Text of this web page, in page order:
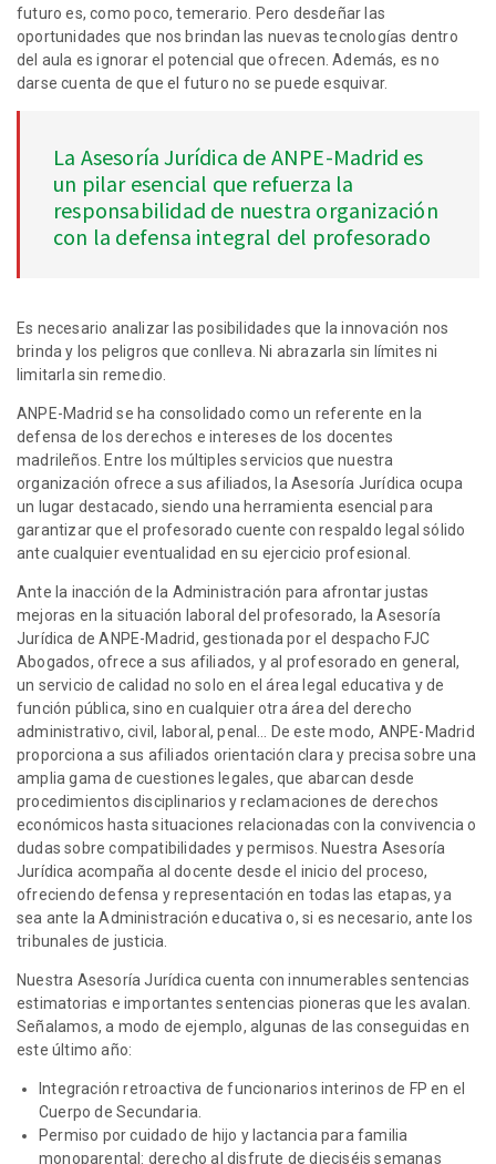
futuro es, como poco, temerario. Pero desdeñar las
oportunidades que nos brindan las nuevas tecnologías dentro
del aula es ignorar el potencial que ofrecen. Además, es no
darse cuenta de que el futuro no se puede esquivar.
La Asesoría Jurídica de ANPE-Madrid es
un pilar esencial que refuerza la
responsabilidad de nuestra organización
con la defensa integral del profesorado
Es necesario analizar las posibilidades que la innovación nos
brinda y los peligros que conlleva. Ni abrazarla sin límites ni
limitarla sin remedio.
ANPE-Madrid se ha consolidado como un referente en la
defensa de los derechos e intereses de los docentes
madrileños. Entre los múltiples servicios que nuestra
organización ofrece a sus afiliados, la Asesoría Jurídica ocupa
un lugar destacado, siendo una herramienta esencial para
garantizar que el profesorado cuente con respaldo legal sólido
ante cualquier eventualidad en su ejercicio profesional.
Ante la inacción de la Administración para afrontar justas
mejoras en la situación laboral del profesorado, la Asesoría
Jurídica de ANPE-Madrid, gestionada por el despacho FJC
Abogados, ofrece a sus afiliados, y al profesorado en general,
un servicio de calidad no solo en el área legal educativa y de
función pública, sino en cualquier otra área del derecho
administrativo, civil, laboral, penal… De este modo, ANPE-Madrid
proporciona a sus afiliados orientación clara y precisa sobre una
amplia gama de cuestiones legales, que abarcan desde
procedimientos disciplinarios y reclamaciones de derechos
económicos hasta situaciones relacionadas con la convivencia o
dudas sobre compatibilidades y permisos. Nuestra Asesoría
Jurídica acompaña al docente desde el inicio del proceso,
ofreciendo defensa y representación en todas las etapas, ya
sea ante la Administración educativa o, si es necesario, ante los
tribunales de justicia.
Nuestra Asesoría Jurídica cuenta con innumerables sentencias
estimatorias e importantes sentencias pioneras que les avalan.
Señalamos, a modo de ejemplo, algunas de las conseguidas en
este último año:
Integración retroactiva de funcionarios interinos de FP en el
Cuerpo de Secundaria.
Permiso por cuidado de hijo y lactancia para familia
monoparental: derecho al disfrute de dieciséis semanas